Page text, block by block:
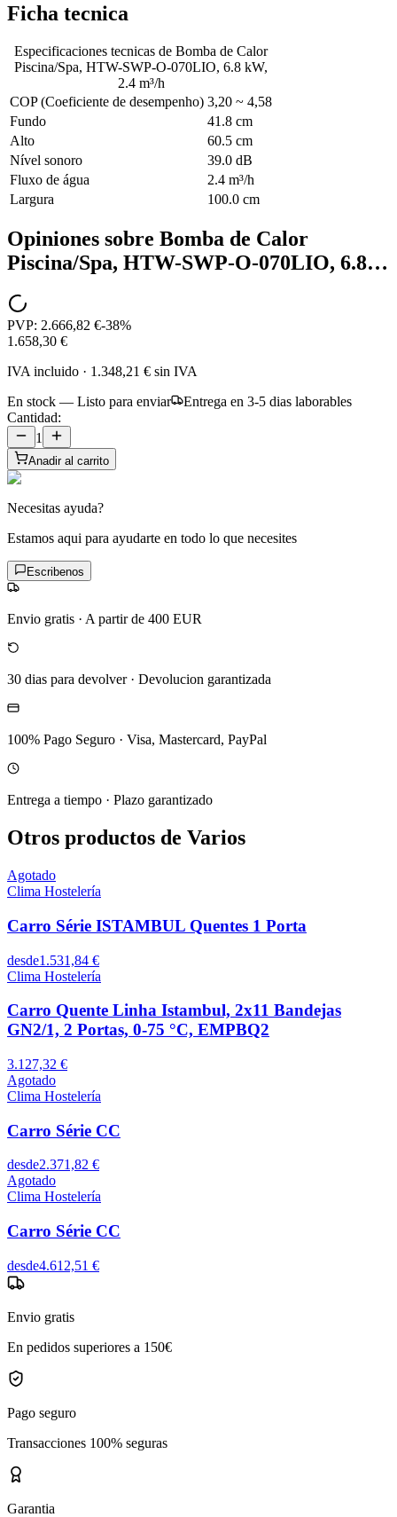
Ficha tecnica
Especificaciones tecnicas de Bomba de Calor
Piscina/Spa, HTW-SWP-O-070LIO, 6.8 kW,
2.4 m³/h
COP (Coeficiente de desempenho) 3,20 ~ 4,58
Fundo
41.8 cm
Alto
60.5 cm
Nível sonoro
39.0 dB
Fluxo de água
2.4 m³/h
Largura
100.0 cm
Opiniones sobre Bomba de Calor
Piscina/Spa, HTW-SWP-O-070LIO, 6.8…
PVP: 2.666,82 €-38%
1.658,30 €
IVA incluido · 1.348,21 € sin IVA
En stock — Listo para enviar
Entrega en 3-5 dias laborables
Cantidad:
1
Anadir al carrito
Necesitas ayuda?
Estamos aqui para ayudarte en todo lo que necesites
Escribenos
Envio gratis · A partir de 400 EUR
30 dias para devolver· Devolucion garantizada
100% Pago Seguro · Visa, Mastercard, PayPal
Entrega a tiempo · Plazo garantizado
Otros productos de Varios
Agotado
Clima Hostelería
Carro Série ISTAMBUL Quentes 1 Porta
desde1.531,84 €
Clima Hostelería
Carro Quente Linha Istambul, 2x11 Bandejas
GN2/1, 2 Portas, 0-75 °C, EMPBQ2
3.127,32 €
Agotado
Clima Hostelería
Carro Série CC
desde2.371,82 €
Agotado
Clima Hostelería
Carro Série CC
desde4.612,51 €
Envio gratis
En pedidos superiores a 150€
Pago seguro
Transacciones 100% seguras
Garantia